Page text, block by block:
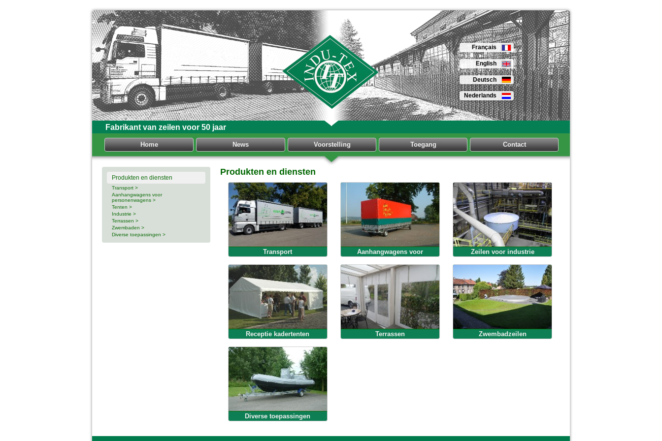
Fabrikant van zeilen voor 50 jaar
Français
English
Deutsch
Nederlands
Home News Voorstelling Toegang Contact
Produkten en diensten
Transport >
Aanhangwagens voor
personenwagens >
Tenten >
Industrie >
Terrassen >
Zwembaden >
Diverse toepassingen >
Produkten en diensten
Transport
Aanhangwagens voor
Zeilen voor industrie
Receptie kadertenten Terrassen Zwembadzeilen
Diverse toepassingen